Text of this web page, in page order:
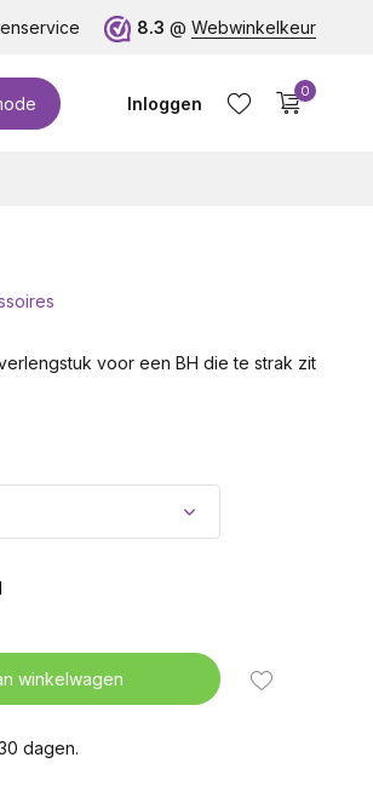
8.3 @ Webwinkelkeur
Inloggen
0
voor een BH die te strak zit
winkelwagen
dagen.